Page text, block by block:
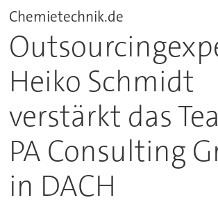
Chemietechnik.de
Heiko Schmidt
verstärkt das
PA Consulting
in DACH